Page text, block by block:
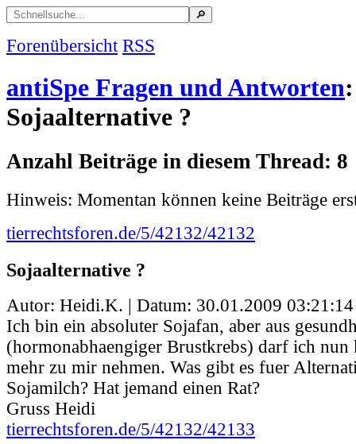
Forenübersicht RSS
antiSpe Fragen und Antworten:
Sojaalternative ?
Anzahl Beiträge in diesem Thread: 8
Hinweis: Momentan können keine Beiträge
tierrechtsforen.de/5/42132/42132
Sojaalternative ?
Autor: Heidi.K. | Datum: 30.01.2009 03:21:14
Ich bin ein absoluter Sojafan, aber aus
(hormonabhaengiger Brustkrebs) darf ich nun
mehr zu mir nehmen. Was gibt es fuer
Sojamilch? Hat jemand einen Rat?
Gruss Heidi
tierrechtsforen.de/5/42132/42133